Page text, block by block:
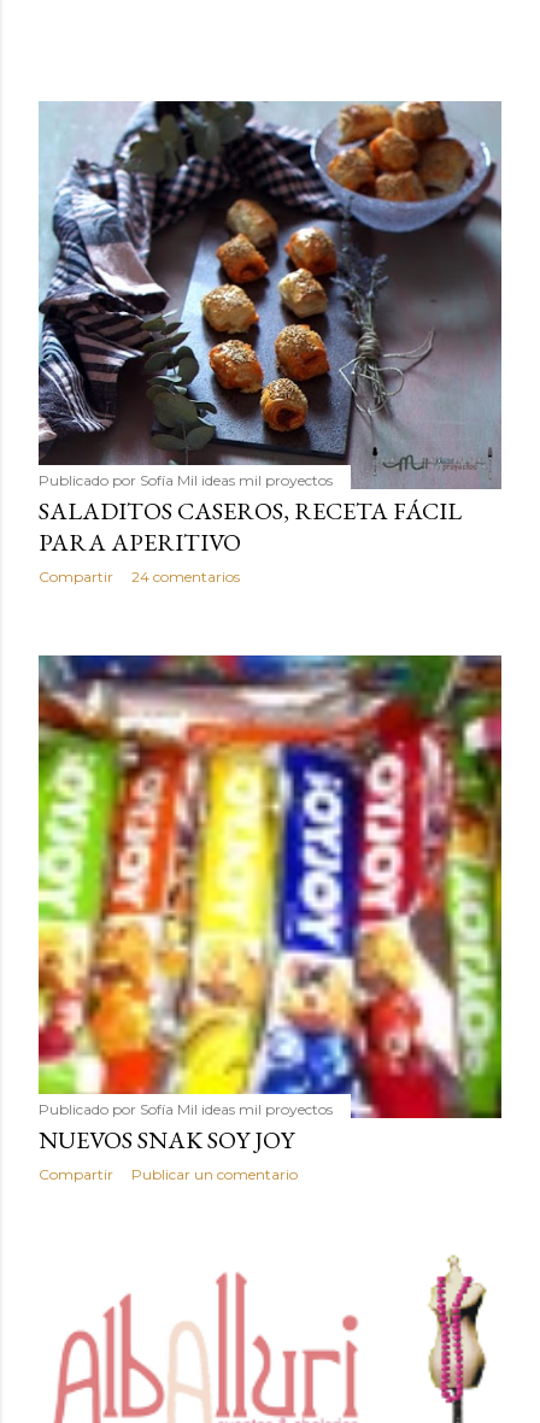
Publicado por Sofía Mil ideas mil proyectos
SALADITOS CASEROS, RECETA FÁCIL
PARA APERITIVO
Compartir 24 comentarios
Publicado por Sofía Mil ideas mil proyectos
NUEVOS SNAK SOY JOY
Compartir Publicar un comentario